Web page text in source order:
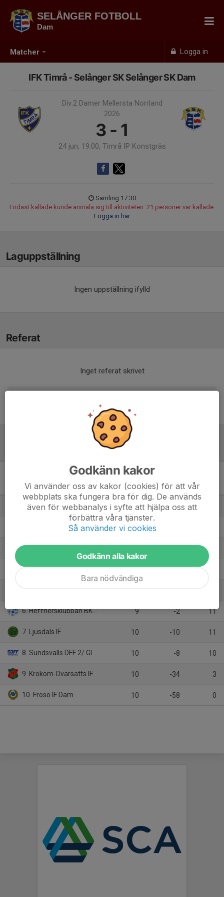
Matcher Logga in
SELÅNGER FOTBOLL
Dam
IFK Timrå - Selånger SK Selånger SK Dam
Div.2 Damer Mellersta Norrland
2026
3 - 1
24 jun, 19:00, Timrå IP Konstgräs
Samling 17:30
Endast kallade kunde anmäla sig till aktiviteten. 21 personer var kallade.
Logga in här
Laguppställning
Ingen uppställning ifylld
Referat
Inget referat skrivet
Div.2 Damer Mellersta
Norrland 2026
M +/-
1. IFK Timrå 11 39
9
3. Selånger SK
4. Ope IF 9 19
6. Heffnersklubban BK 2 9 -2 11
7. Ljusdals IF 10 -10 11
8. Sundsvalls DFF 2/ GIF Sundsvall 10 -8 10
9. Krokom-Dvärsätts IF 10 -34 3
10. Frösö IF Dam 10 -58 0
Godkänn kakor
Vi använder oss av kakor (cookies) för att vår
webbplats ska fungera bra för dig. De används
även för webbanalys i syfte att hjälpa oss att
förbättra våra tjänster.
Så använder vi cookies
Godkänn alla kakor
Bara nödvändiga